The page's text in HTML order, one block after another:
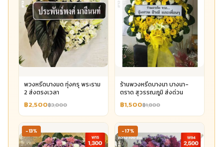
พวงหรีดบางมด ทุ่งครุ พระราม
2 ส่งตรงเวลา
฿2,500฿3,000
ร้านพวงหรีดบางนา บางนา-
ตราด สุวรรณภูมิ ส่งด่วน
฿1,500฿1,800
-13% -17%